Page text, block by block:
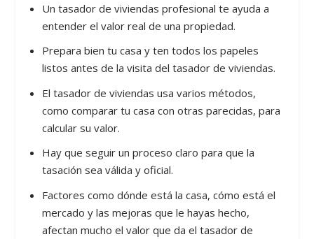
Un tasador de viviendas profesional te ayuda a
entender el valor real de una propiedad.
Prepara bien tu casa y ten todos los papeles
listos antes de la visita del tasador de viviendas.
El tasador de viviendas usa varios métodos,
como comparar tu casa con otras parecidas, para
calcular su valor.
Hay que seguir un proceso claro para que la
tasación sea válida y oficial.
Factores como dónde está la casa, cómo está el
mercado y las mejoras que le hayas hecho,
afectan mucho el valor que da el tasador de